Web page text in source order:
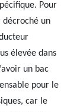
Pour
décroché un
élevée dans
un bac
pour le
car le